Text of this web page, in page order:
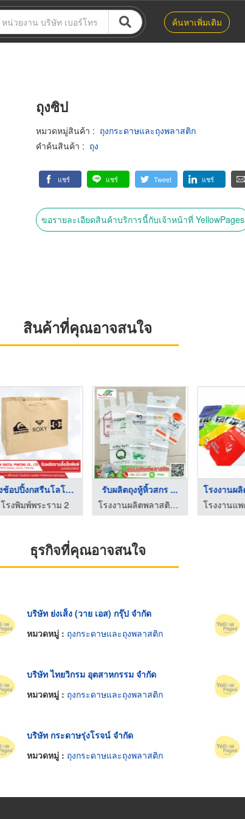
ค้นหาเพิ่มเติม
ถุงซิป
หมวดหมู่สินค้า : ถุงกระดาษและถุงพลาสติก
คำค้นสินค้า : ถุง
แชร์ แชร์ Tweet แชร์
ขอรายละเอียดสินค้าบริการนี้กับเจ้าหน้าที่ YellowPages
สินค้าที่คุณอาจสนใจ
ถุงช้อปปิ้งกสรีนโลโก ...
โรงพิมพ์พระราม 2
รับผลิตถุงหู้หิ้วสกร ...
โรงงานผลิตพลาสติกขึ้นรูปตามแบบ
ธุรกิจที่คุณอาจสนใจ
บริษัท ย่งเส็ง (วาย เอส) กรุ๊ป จำกัด
หมวดหมู่ : ถุงกระดาษและถุงพลาสติก
บริษัท ไทยวิกรม อุตสาหกรรม จำกัด
หมวดหมู่ : ถุงกระดาษและถุงพลาสติก
บริษัท กระดาษรุ่งโรจน์ จำกัด
หมวดหมู่ : ถุงกระดาษและถุงพลาสติก